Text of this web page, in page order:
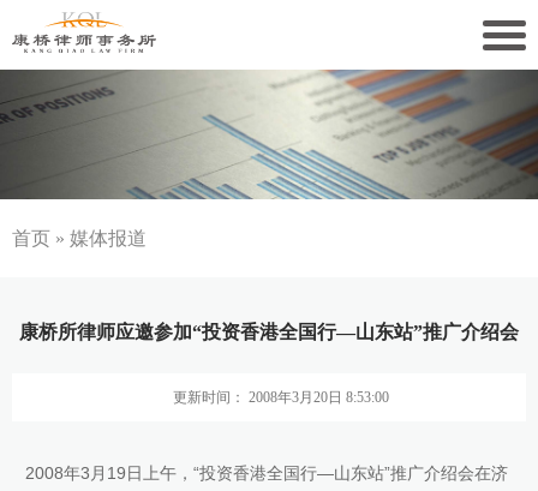
关于康桥
康桥文化
康桥党建
业务领域
社会责任
首页 » 媒体报道
康桥所律师应邀参加“投资香港全国行—山东站”推广介绍会
更新时间： 2008年3月20日 8:53:00
2008年3月19日上午，“投资香港全国行—山东站”推广介绍会在济